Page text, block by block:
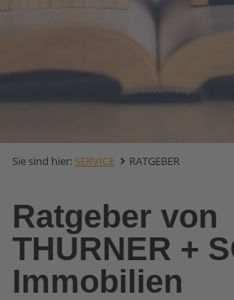
Sie sind hier: SERVICE RATGEBER
Ratgeber von
THURNER +
Immobilien